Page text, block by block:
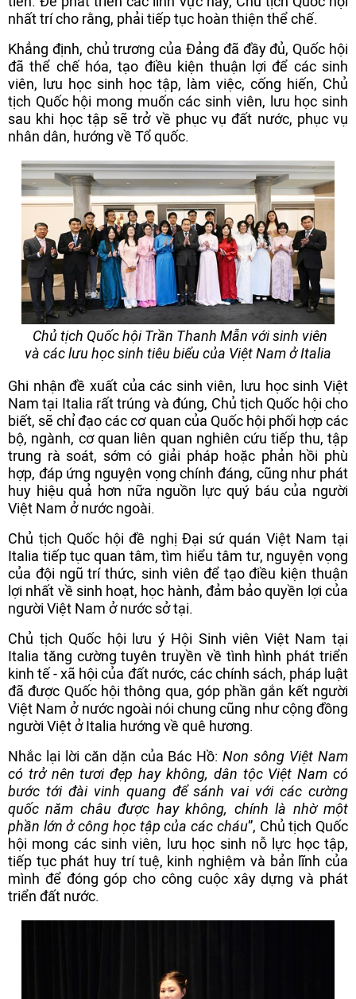
nhất trí cho rằng, phải tiếp tục hoàn thiện thể chế.
Khẳng định, chủ trương của Đảng đã đầy đủ, Quốc hội
đã thể chế hóa, tạo điều kiện thuận lợi để các sinh
viên, lưu học sinh học tập, làm việc, cống hiến, Chủ
tịch Quốc hội mong muốn các sinh viên, lưu học sinh
sau khi học tập sẽ trở về phục vụ đất nước, phục vụ
nhân dân, hướng về Tổ quốc.
Chủ tịch Quốc hội Trần Thanh Mẫn với sinh viên
và các lưu học sinh tiêu biểu của Việt Nam ở Italia
Ghi nhận đề xuất của các sinh viên, lưu học sinh Việt
Nam tại Italia rất trúng và đúng, Chủ tịch Quốc hội cho
biết, sẽ chỉ đạo các cơ quan của Quốc hội phối hợp các
bộ, ngành, cơ quan liên quan nghiên cứu tiếp thu, tập
trung rà soát, sớm có giải pháp hoặc phản hồi phù
hợp, đáp ứng nguyện vọng chính đáng, cũng như phát
huy hiệu quả hơn nữa nguồn lực quý báu của người
Việt Nam ở nước ngoài.
Chủ tịch Quốc hội đề nghị Đại sứ quán Việt Nam tại
Italia tiếp tục quan tâm, tìm hiểu tâm tư, nguyện vọng
của đội ngũ trí thức, sinh viên để tạo điều kiện thuận
lợi nhất về sinh hoạt, học hành, đảm bảo quyền lợi của
người Việt Nam ở nước sở tại.
Chủ tịch Quốc hội lưu ý Hội Sinh viên Việt Nam tại
Italia tăng cường tuyên truyền về tình hình phát triển
kinh tế - xã hội của đất nước, các chính sách, pháp luật
đã được Quốc hội thông qua, góp phần gắn kết người
Việt Nam ở nước ngoài nói chung cũng như cộng đồng
người Việt ở Italia hướng về quê hương.
Nhắc lại lời căn dặn của Bác Hồ:Non sông Việt Nam
có trở nên tươi đẹp hay không, dân tộc Việt Nam có
bước tới đài vinh quang để sánh vai với các cường
quốc năm châu được hay không, chính là nhờ một
phần lớn ở công học tập của các cháu”, Chủ tịch Quốc
hội mong các sinh viên, lưu học sinh nỗ lực học tập,
tiếp tục phát huy trí tuệ, kinh nghiệm và bản lĩnh của
mình để đóng góp cho công cuộc xây dựng và phát
triển đất nước.